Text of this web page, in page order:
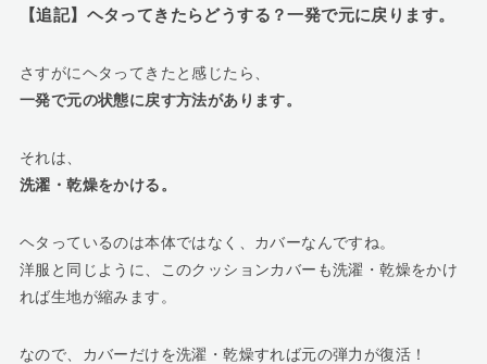
【追記】ヘタってきたらどうする？一発で元に戻ります。
さすがにヘタってきたと感じたら、
一発で元の状態に戻す方法があります。
それは、
洗濯・乾燥をかける。
ヘタっているのは本体ではなく、カバーなんですね。
洋服と同じように、このクッションカバーも洗濯・乾燥をかけ
れば生地が縮みます。
なので、カバーだけを洗濯・乾燥すれば元の弾力が復活！